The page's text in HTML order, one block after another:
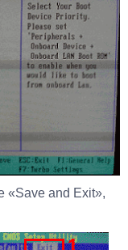
«Save and Exit»,